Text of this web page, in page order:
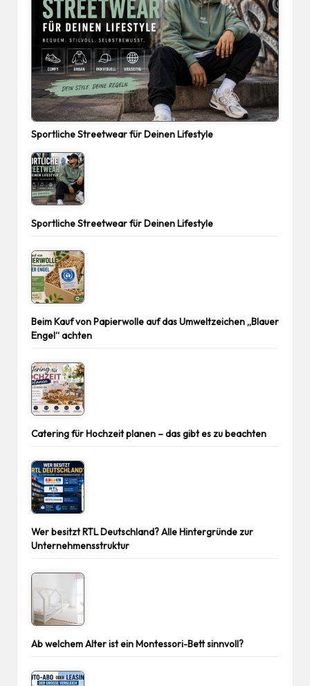
Sportliche Streetwear für Deinen Lifestyle
Sportliche Streetwear für Deinen Lifestyle
Beim Kauf von Papierwolle auf das Umweltzeichen „Blauer
Engel“ achten
Catering für Hochzeit planen – das gibt es zu beachten
Wer besitzt RTL Deutschland? Alle Hintergründe zur
Unternehmensstruktur
Ab welchem Alter ist ein Montessori-Bett sinnvoll?